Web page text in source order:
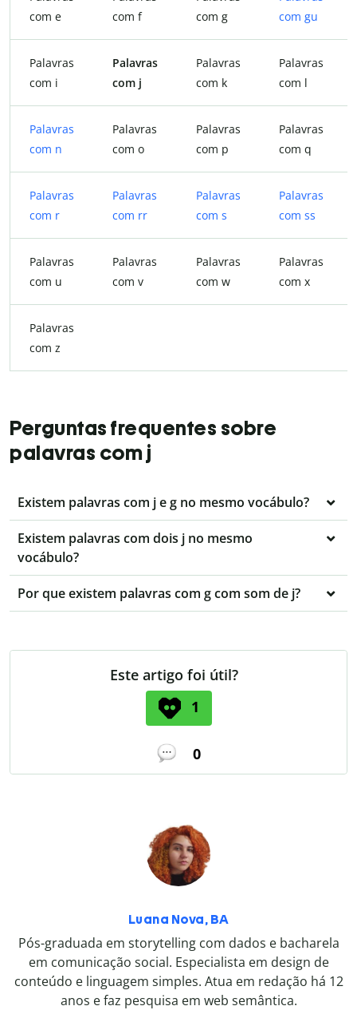
com e
com f
com g
com gu
Palavras
com i
Palavras
com j
Palavras
com k
Palavras
com l
Palavras
com n
Palavras
com o
Palavras
com p
Palavras
com q
Palavras
com r
Palavras
com rr
Palavras
com s
Palavras
com ss
Palavras
com u
Palavras
com v
Palavras
com w
Palavras
com x
Palavras
com z
Perguntas frequentes sobre
palavras com j
Existem palavras com j e g no mesmo vocábulo?
Existem palavras com dois j no mesmo
vocábulo?
Por que existem palavras com g com som de j?
Este artigo foi útil?
1
0
Luana Nova, BA
Pós-graduada em storytelling com dados e bacharela
em comunicação social. Especialista em design de
conteúdo e linguagem simples. Atua em redação há 12
anos e faz pesquisa em web semântica.